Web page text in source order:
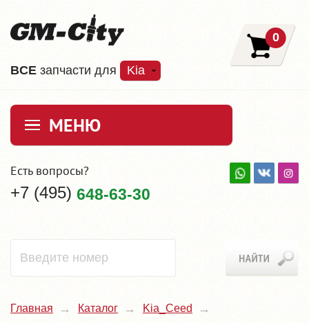
ВCE запчасти для Kia
0
МЕНЮ
Есть вопросы?
+7 (495) 648-63-30
Главная Каталог
Kia_Ceed